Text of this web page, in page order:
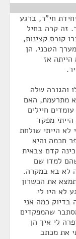
חי"ר, ברגע
זה קרה בחיל
קורס קצינות,
הטכני. הן
הייתה אז
נפגשתי שוקלת אולי 45 קילו והגובה שלה
היא מתרעמת, האם
חיילים
90 ק"ג. אם הייתי מפקד
לא הייתי שולחת
חכמה והיא
קדם צבאית
למדו שם
לא בא במקרה.
את הכשרון
לא היו לי
כמה אני
שהמפקדים
לי איך הן
את מכתב